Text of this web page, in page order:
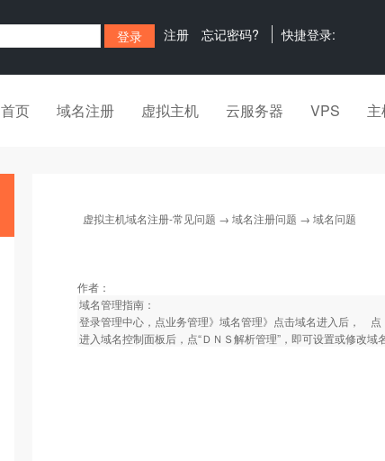
注册 忘记密码? 快捷登录:
首页 域名注册 虚拟主机 云服务器 VPS
虚拟主机域名注册-常见问题 → 域名注册问题 → 域名问题
作者：
域名管理指南：
登录管理中心，点业务管理》域名管理》点击域名进入后， 点
进入域名控制面板后，点“ＤＮＳ解析管理”，即可设置或修改域